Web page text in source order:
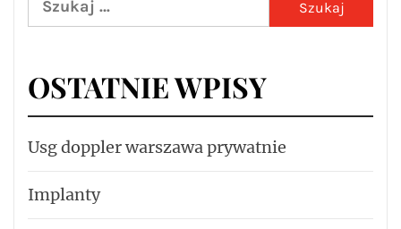
OSTATNIE WPISY
Usg doppler warszawa prywatnie
Implanty